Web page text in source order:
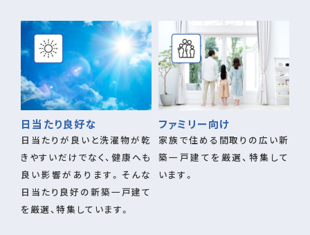
日当たり良好な
日当たりが良いと洗濯物が乾
きやすいだけでなく、健康へも
良い影響があります。そんな
日当たり良好の新築一戸建て
を厳選、特集しています。
ファミリー向け
家族で住める間取りの広い新
築一戸建てを厳選、特集して
います。